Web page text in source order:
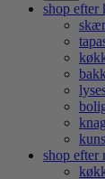
shop efter
shop efter